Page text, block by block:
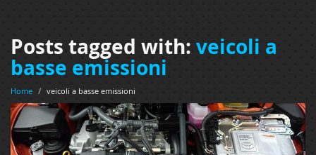
Posts tagged with: veicoli a
basse emissioni
Home / veicoli a basse emissioni